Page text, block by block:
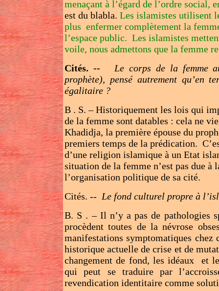
menaçant à l’égard de l’ordre social,
est du blabla. Les islamistes utilisent
plus enfermer complètement la
l’espace public. Les islamistes
voile, nous admettons que la femme
Cités. --
Le corps de la femme
prophète), pensé autrement
égalitaire ?
B . S. – Historiquement les lois qui
de la femme sont datables : cela ne
Khadidja, la première épouse du
premiers temps de la prédication.
d’une religion islamique à un Etat
situation de la femme n’est pas due
l’organisation politique de sa cité.
Cités. -- Le fond culturel propre à
B. S . – Il n’y a pas de pathologies
procèdent toutes de la névrose
manifestations symptomatiques
historique actuelle de crise et de
changement de fond, les idéaux et
qui peut se traduire par
revendication identitaire comme